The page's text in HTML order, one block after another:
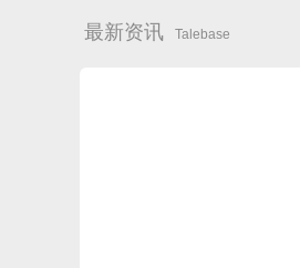
最新资讯 Talebase